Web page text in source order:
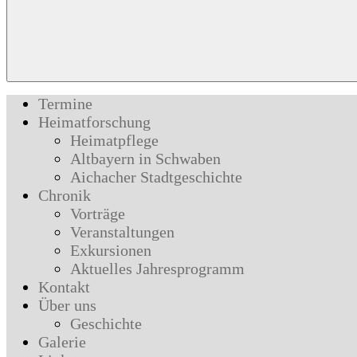
Termine
Heimatforschung
Heimatpflege
Altbayern in Schwaben
Aichacher Stadtgeschichte
Chronik
Vorträge
Veranstaltungen
Exkursionen
Aktuelles Jahresprogramm
Kontakt
Über uns
Geschichte
Galerie